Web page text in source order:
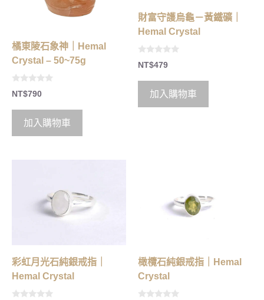
橘東陵石象神｜Hemal
Crystal – 50~75g
0
o
t
5
NT$790
加入購物車
財富守護烏龜－黃鐵礦｜
Hemal Crystal
0
o
5
NT$479
加入購物車
彩虹月光石純銀戒指｜
Hemal Crystal
橄欖石純銀戒指｜Hemal
Crystal